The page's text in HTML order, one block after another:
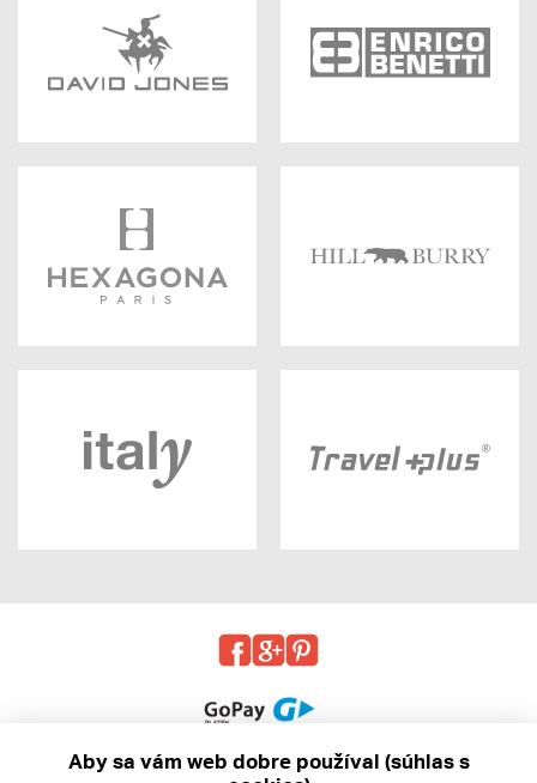
Aby sa vám web dobre používal (súhlas s